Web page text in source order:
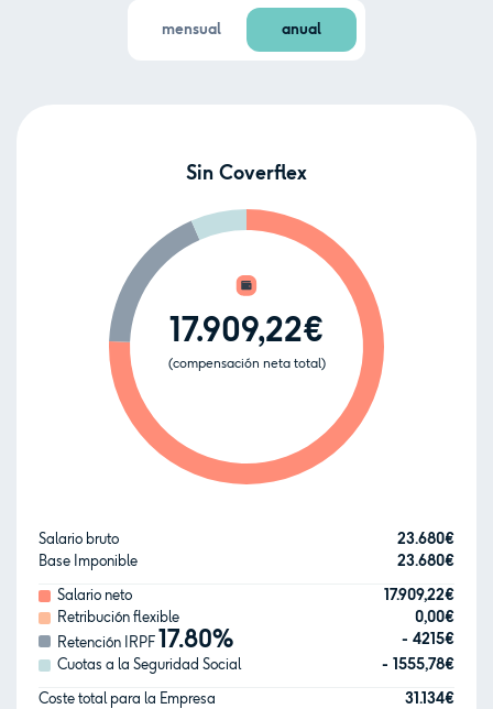
mensual anual
Sin Coverflex
17.909,22€
(compensación neta total)
Salario bruto 23.680€
Base Imponible 23.680€
Salario neto 17.909,22€
Retribución flexible 0,00€
Retención IRPF 17.80% - 4215€
Cuotas a la Seguridad Social - 1555,78€
Coste total para la Empresa 31.134€